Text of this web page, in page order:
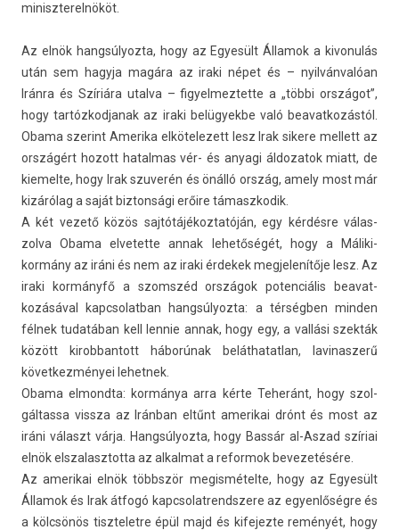
miniszterel­nököt.
Az elnök han­gsúlyoz­ta, hogy az Egyesült Államok a kivonulás
után sem hagyja magára az iraki népet és – nyilvánvalóan
Iránra és Szíriára utal­va – figyel­meztet­te a „többi országot”,
hogy tar­tózkod­janak az iraki be­lügyek­be való be­avat­kozás­tól.
Obama szerint Amerika el­kötelezett lesz Irak sikere mel­lett az
országért hozott hatal­mas vér- és an­yagi áldozatok miatt, de
kiemel­te, hogy Irak szuverén és önálló ország, amely most már
kizárólag a saját bi­zton­sági erőire támaszkodik.
A két vezető közös saj­tótájékoz­tatóján, egy kérdésre válas­
zolva Obama el­vetet­te annak lehetőségét, hogy a Máliki-
kormány az iráni és nem az iraki érdekek meg­jelenítője lesz. Az
iraki kormányfő a szomszéd országok poten­ciális be­avat­
kozásáv­al kapcsolat­ban han­gsúlyoz­ta: a térségben mind­en
félnek tudatában kell len­nie annak, hogy egy, a vallási szekták
között kirob­bantott háborúnak be­lát­hatat­lan, lavinasz­erű
követ­kezményei lehet­nek.
Obama el­mondta: kormánya arra kérte Teheránt, hogy szol­
gáltas­sa vissza az Iránban eltűnt amerikai drónt és most az
iráni választ várja. Han­gsúlyoz­ta, hogy Bassár al-Aszad szíriai
elnök elszalasztot­ta az al­kal­mat a re­for­mok be­vezetésére.
Az amerikai elnök többször megis­métel­te, hogy az Egyesült
Államok és Irak átfogó kapcsolat­rendszere az egyen­lőség­re és
a kölcsönös tisztelet­re épül majd és kifejez­te reményét, hogy